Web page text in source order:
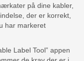
på dine kabler,
der er korrekt,
har markeret
Label Tool” appen